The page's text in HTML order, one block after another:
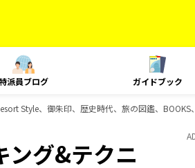
派員ブログ ガイドブック
Style、御朱印、歴史時代、旅の図鑑、
グ&テクニ